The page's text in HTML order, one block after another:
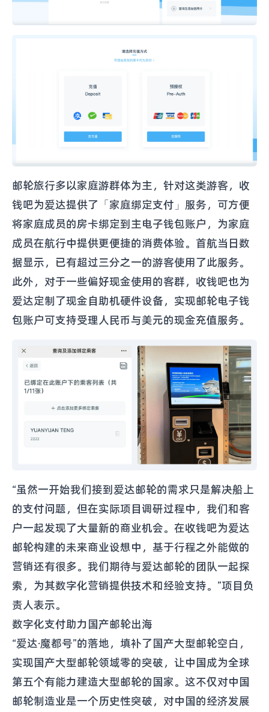
邮轮旅行多以家庭游群体为主，针对这类游客，收
钱吧为爱达提供了「家庭绑定支付」服务，可方便
将家庭成员的房卡绑定到主电子钱包账户，为家庭
成员在航行中提供更便捷的消费体验。首航当日数
据显示，已有超过三分之一的游客使用了此服务。
此外，对于一些偏好现金使用的客群，收钱吧也为
爱达定制了现金自助机硬件设备，实现邮轮电子钱
包账户可支持受理人民币与美元的现金充值服务。
“虽然一开始我们接到爱达邮轮的需求只是解决船上
的支付问题，但在实际项目调研过程中，我们和客
户一起发现了大量新的商业机会。在收钱吧为爱达
邮轮构建的未来商业设想中，基于行程之外能做的
营销还有很多。我们期待与爱达邮轮的团队一起探
索，为其数字化营销提供技术和经验支持。”项目负
责人表示。
数字化支付助力国产邮轮出海
“爱达·魔都号”的落地，填补了国产大型邮轮空白，
实现国产大型邮轮领域零的突破，让中国成为全球
第五个有能力建造大型邮轮的国家。这不仅对中国
邮轮制造业是一个历史性突破，对中国的经济发展